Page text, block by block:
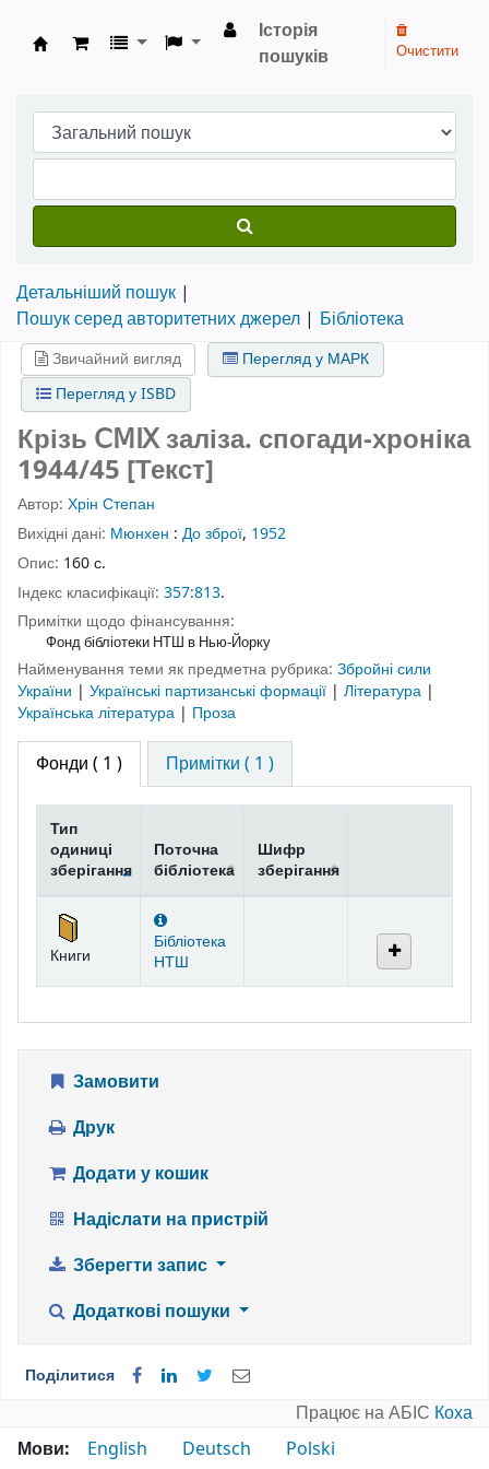
Бібліотека НТШ › Електронний каталог
Історія
пошуків
Очистити
Детальніший пошук
Пошук серед авторитетних джерел
Бібліотека
Звичайний вигляд
Перегляд у МАРК
Перегляд у ISBD
Крізь ⅭⅯⅨ заліза. спогади-хроніка
1944/45 [Текст]
Автор: Хрін Степан
Вихідні дані: Мюнхен : До зброї, 1952
Опис: 160 с.
Індекс класифікації: 357:813.
Примітки щодо фінансування:
Фонд бібліотеки НТШ в Нью-Йорку
Найменування теми як предметна рубрика: Збройні сили
України | Українські партизанські формації | Література |
Українська література | Проза
Фонди ( 1 ) Примітки ( 1 )
Фонди
Тип
одиниці
зберігання
Поточна
бібліотека
Шифр
зберігання
Книги
Бібліотека
НТШ
Замовити
Друк
Додати у кошик
Надіслати на пристрій
Зберегти запис
Додаткові пошуки
Поділитися
Працює на АБІС Коха
Мови:
English Deutsch Polski